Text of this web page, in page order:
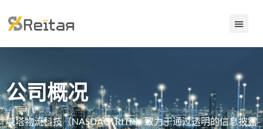
公司概况
域塔物流科技（NASDAQ: RITR）致力于通过透明的信息披露